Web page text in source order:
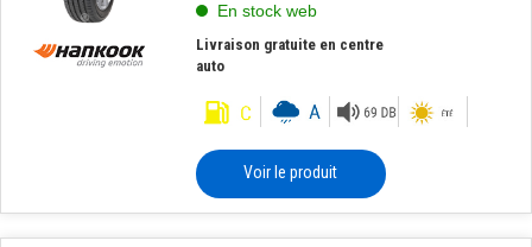
En stock web
Livraison gratuite en centre
auto
Voir le produit